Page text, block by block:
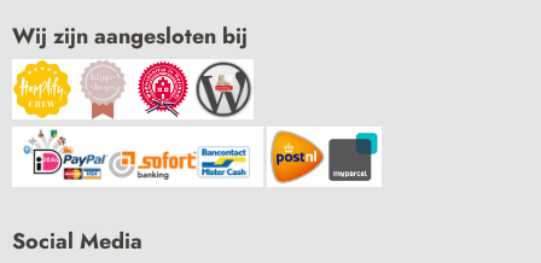
Wij zijn aangesloten bij
Social Media